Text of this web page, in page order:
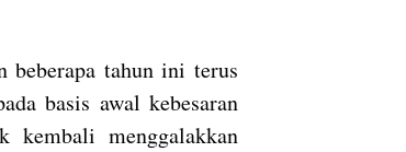
beberapa tahun ini terus
basis awal kebesaran
kembali menggalakkan